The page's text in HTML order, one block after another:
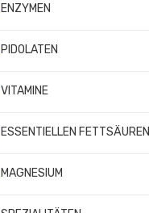
ENZYMEN
PIDOLATEN
VITAMINE
ESSENTIELLEN FETTSÄUREN
MAGNESIUM